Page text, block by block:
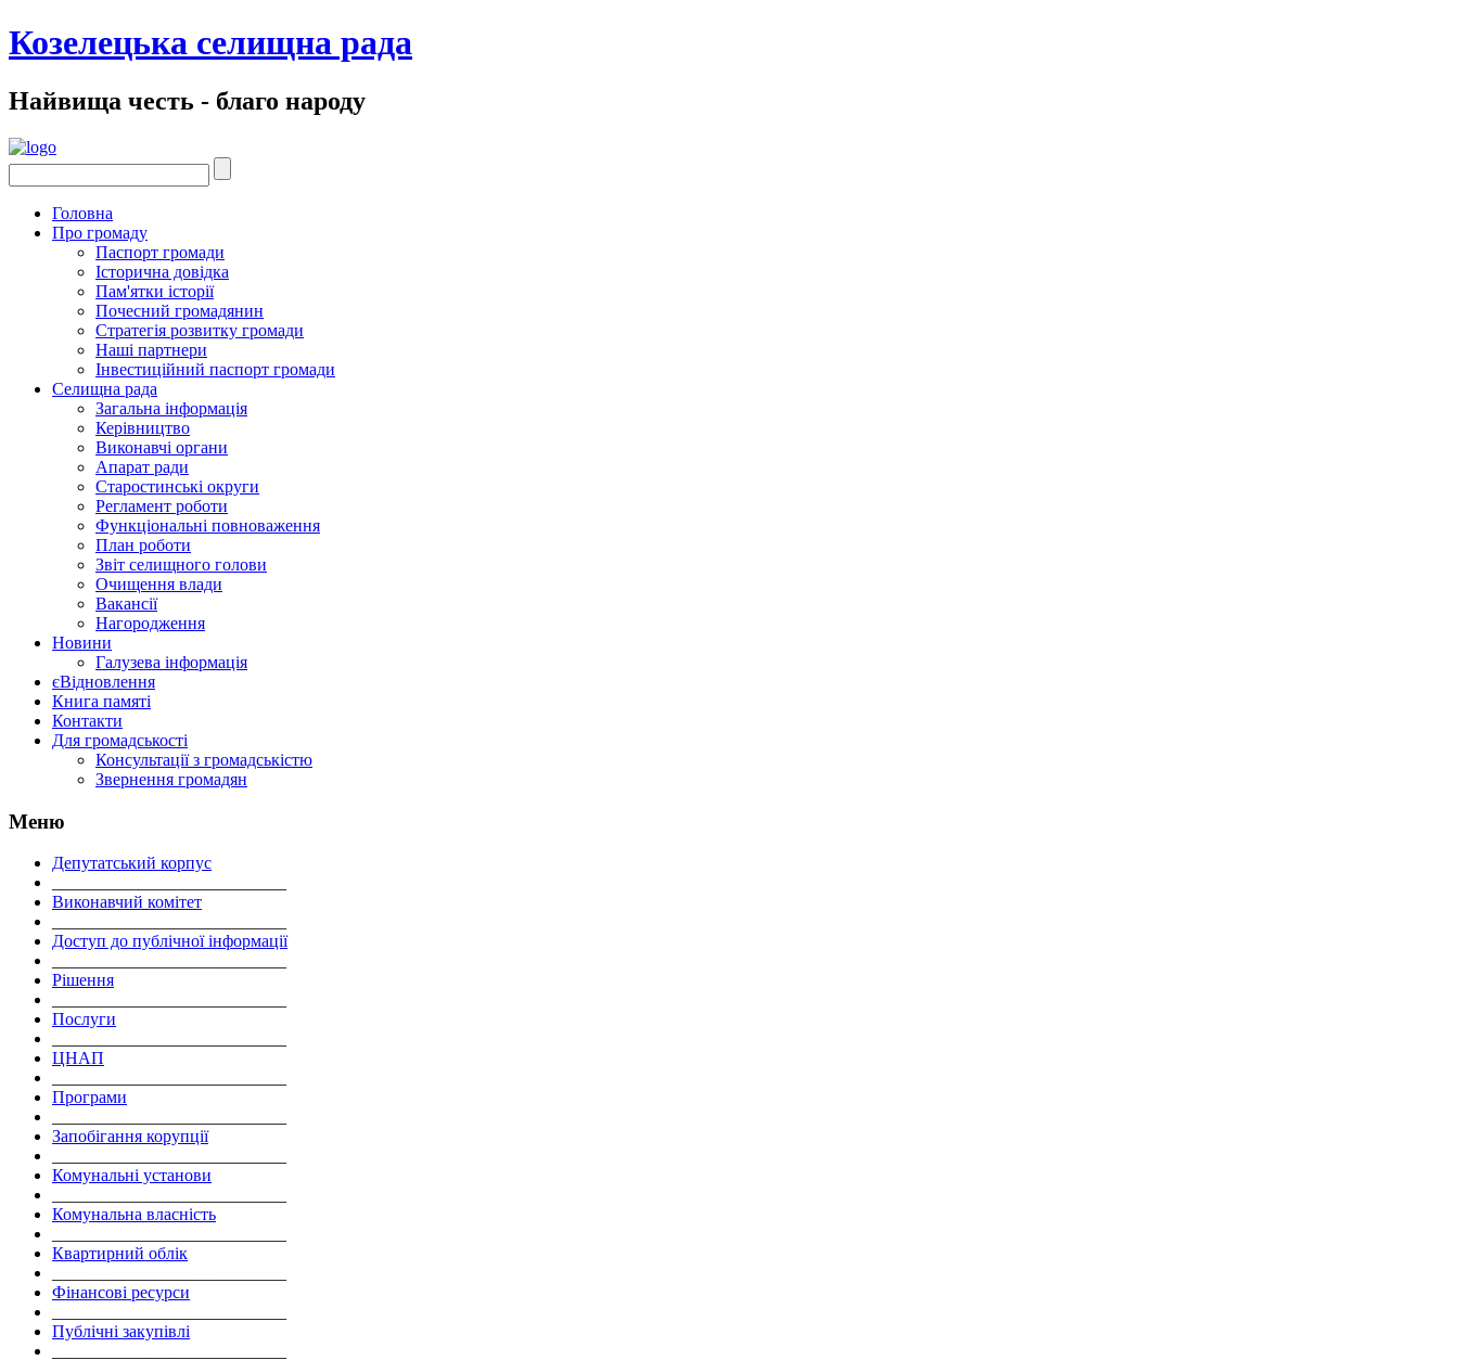
Козелецька селищна рада
Найвища честь - благо народу
Головна
Про громаду
Паспорт громади
Історична довідка
Пам'ятки історії
Почесний громадянин
Стратегія розвитку громади
Наші партнери
Інвестиційний паспорт громади
Селищна рада
Загальна інформація
Керівництво
Виконавчі органи
Апарат ради
Старостинські округи
Регламент роботи
Функціональні повноваження
План роботи
Звіт селищного голови
Очищення влади
Вакансії
Нагородження
Новини
Галузева інформація
єВідновлення
Книга памяті
Контакти
Для громадськості
Консультації з громадськістю
Звернення громадян
Меню
Депутатський корпус
Виконавчий комітет
Доступ до публічної інформації
Рішення
Послуги
ЦНАП
Програми
Запобігання корупції
Комунальні установи
Комунальна власність
Квартирний облік
Фінансові ресурси
Публічні закупівлі